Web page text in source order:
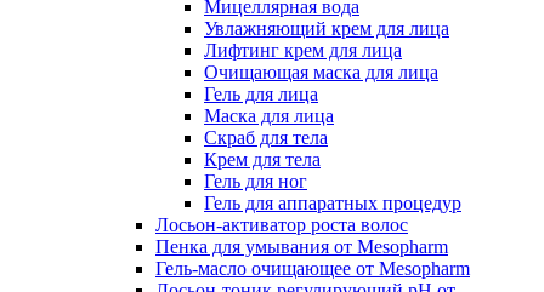
Мицеллярная вода
Увлажняющий крем для лица
Лифтинг крем для лица
Очищающая маска для лица
Гель для лица
Маска для лица
Скраб для тела
Крем для тела
Гель для ног
Гель для аппаратных процедур
Лосьон-активатор роста волос
Пенка для умывания от Mesopharm
Гель-масло очищающее от Mesopharm